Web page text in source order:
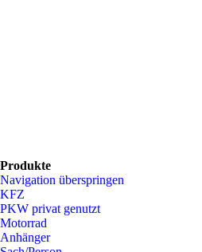
Produkte
Navigation überspringen
KFZ
PKW privat genutzt
Motorrad
Anhänger